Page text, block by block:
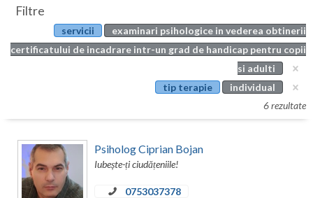
Botosani
Braila
Calarasi
Caras-Severin
Articole
Evenimente
Filtre
servicii
examinari psihologice in vederea obtinerii
certificatului de incadrare intr-un grad de handicap pentru copii
si adulti
tip terapie
individual
6 rezultate
Psiholog Ciprian Bojan
Iubește-ți ciudățeniile!
0753037378